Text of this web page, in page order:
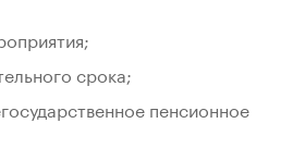
срока;
пенсионное